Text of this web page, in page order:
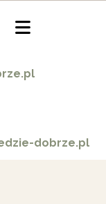
dobrze.pl